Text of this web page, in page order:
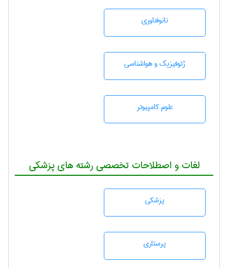
نانوفناوری
ژئوفيزيك و هواشناسی
علوم کامپیوتر
لغات و اصطلاحات تخصصی رشته های پزشکی
پزشكی
پرستاری